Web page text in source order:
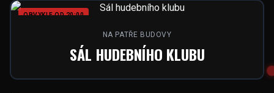
OBVYKLE OD 20:00
NA PATŘE BUDOVY
SÁL HUDEBNÍHO KLUBU